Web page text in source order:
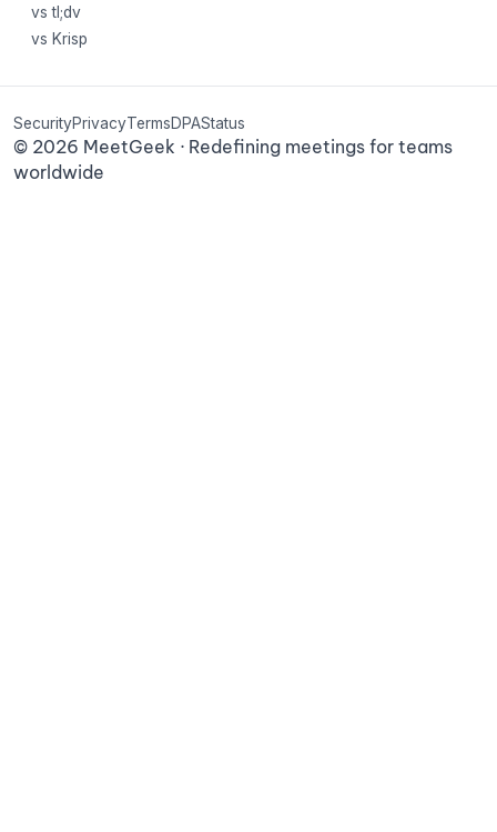
vs tl;dv
vs Krisp
© 2026 MeetGeek · Redefining meetings for teams
worldwide
SecurityPrivacyTermsDPAStatus